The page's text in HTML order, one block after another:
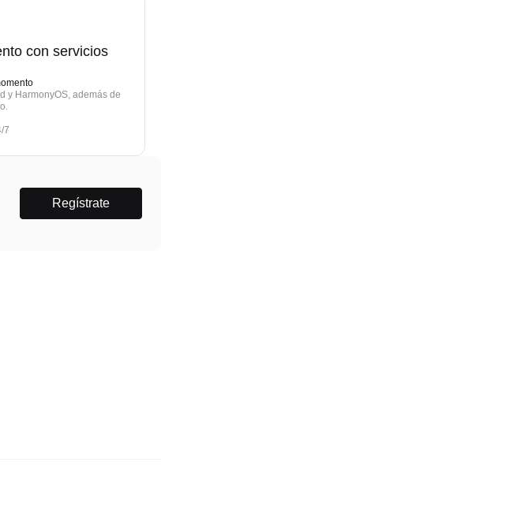
con servicios
y HarmonyOS, además de
7
Regístrate